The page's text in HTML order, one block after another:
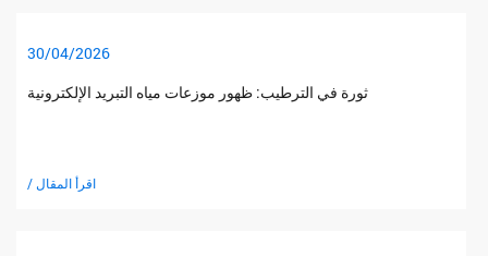
30/04/2026
ثورة في الترطيب: ظهور موزعات مياه التبريد الإلكترونية
/ اقرأ المقال